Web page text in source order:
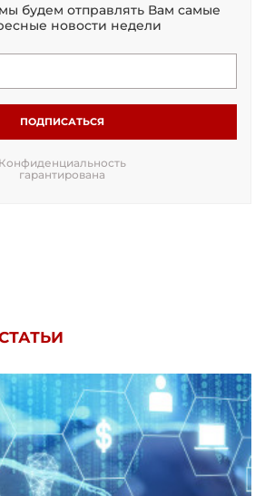
будем отправлять Вам самые
новости недели
ПОДПИСАТЬСЯ
Конфиденциальность
гарантирована